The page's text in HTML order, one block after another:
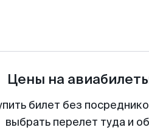
Цены на
билет без
выбрать перелет туда и